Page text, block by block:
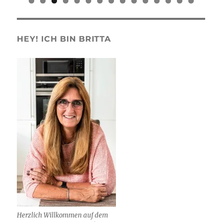
0 1 2 3 4 5
HEY! ICH BIN BRITTA
Herzlich Willkommen auf dem